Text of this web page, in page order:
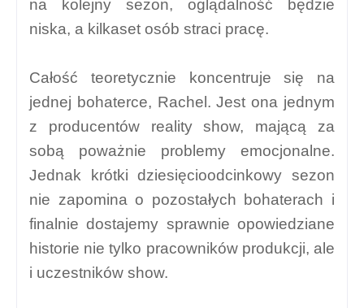
na kolejny sezon, oglądalność będzie
niska, a kilkaset osób straci pracę.
Całość teoretycznie koncentruje się na
jednej bohaterce, Rachel. Jest ona jednym
z producentów reality show, mającą za
sobą poważnie problemy emocjonalne.
Jednak krótki dziesięcioodcinkowy sezon
nie zapomina o pozostałych bohaterach i
finalnie dostajemy sprawnie opowiedziane
historie nie tylko pracowników produkcji, ale
i uczestników show.